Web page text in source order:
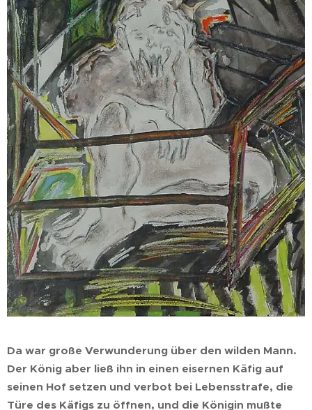
Da war große Verwunderung über den wilden Mann.
Der König aber ließ ihn in einen eisernen Käfig auf
seinen Hof setzen und verbot bei Lebensstrafe, die
Türe des Käfigs zu öffnen, und die Königin mußte